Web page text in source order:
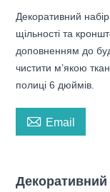
Декоративний
щільності та
доповненням до
чистити м’якою
полиці 6 дюймів.
 Email
Декоративний